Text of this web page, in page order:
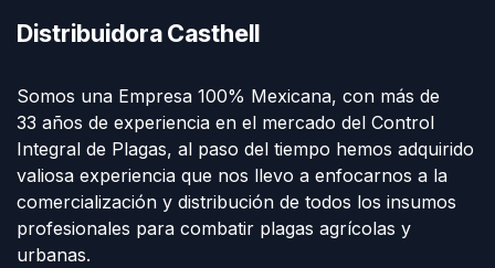
Distribuidora Casthell
Somos una Empresa 100% Mexicana, con más de
33 años de experiencia en el mercado del Control
Integral de Plagas, al paso del tiempo hemos adquirido
valiosa experiencia que nos llevo a enfocarnos a la
comercialización y distribución de todos los insumos
profesionales para combatir plagas agrícolas y
urbanas.